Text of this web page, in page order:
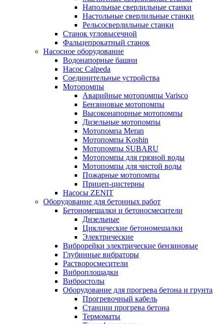
Напольные сверлильные станки
Настольные сверлильные станки
Рельсосверлильные станки
Станок угловысечной
Фальцепрокатный станок
Насосное оборудование
Водонапорные башни
Насос Calpeda
Соединительные устройства
Мотопомпы
Аварийные мотопомпы Varisco
Бензиновые мотопомпы
Высоконапорные мотопомпы
Дизельные мотопомпы
Мотопомпа Meran
Мотопомпы Koshin
Мотопомпы SUBARU
Мотопомпы для грязной воды
Мотопомпы для чистой воды
Пожарные мотопомпы
Прицеп-цистерны
Насосы ZENIT
Оборудование для бетонных работ
Бетономешалки и бетоносмесители
Дизельные
Циклические бетономешалки
Электрические
Виброрейки электрические бензиновые
Глубинные вибраторы
Растворосмесители
Виброплощадки
Вибростолы
Оборудование для прогрева бетона и грунта
Прогревочный кабель
Станции прогрева бетона
Термоматы